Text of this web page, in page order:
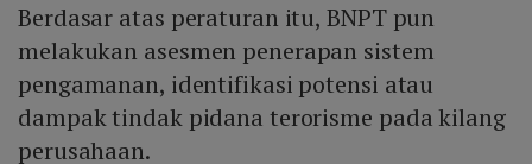
Berdasar atas peraturan itu, BNPT pun
melakukan asesmen penerapan sistem
pengamanan, identifikasi potensi atau
dampak tindak pidana terorisme pada kilang
perusahaan.